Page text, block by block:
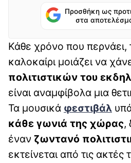
Προσθήκη ως
στα
Κάθε χρόνο που περνάει,
καλοκαίρι μοιάζει να
πολιτιστικών του
είναι αναμφίβολα μια
Τα μουσικά φεστιβάλ
κάθε γωνιά της χώρας,
έναν ζωντανό
εκτείνεται από τις ακτές